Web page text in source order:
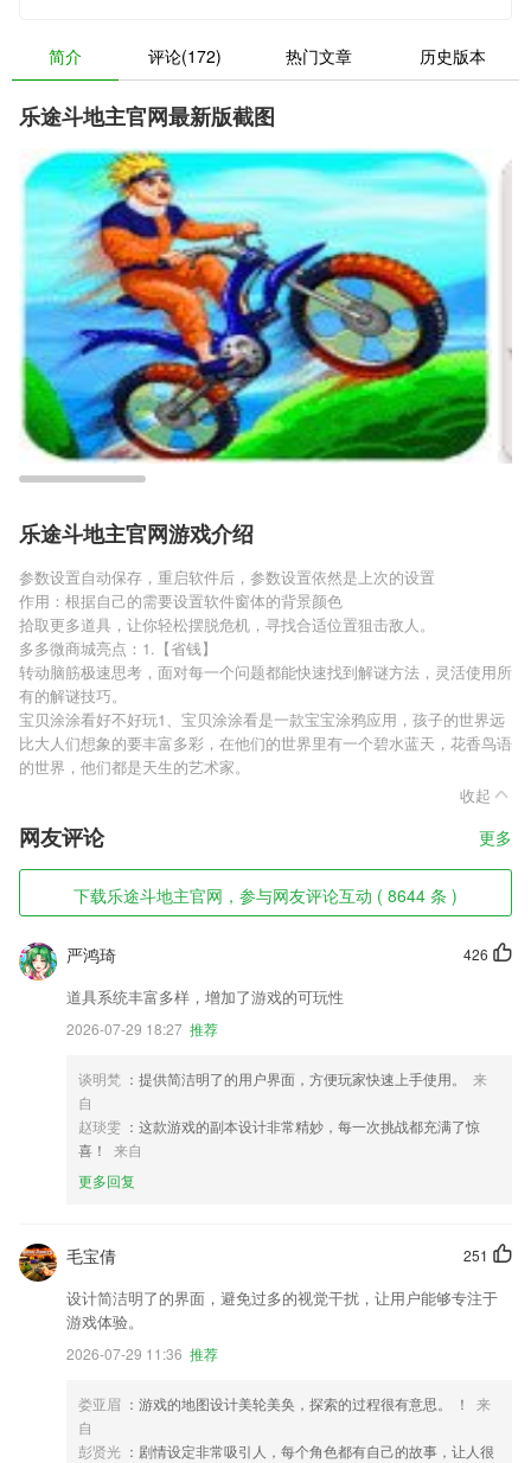
简介 评论(172) 热门文章 历史版本
乐途斗地主官网最新版截图
乐途斗地主官网游戏介绍
参数设置自动保存，重启软件后，参数设置依然是上次的设置
作用：根据自己的需要设置软件窗体的背景颜色
拾取更多道具，让你轻松摆脱危机，寻找合适位置狙击敌人。
多多微商城亮点：1.【省钱】
转动脑筋极速思考，面对每一个问题都能快速找到解谜方法，灵活使用所
有的解谜技巧。
宝贝涂涂看好不好玩1、宝贝涂涂看是一款宝宝涂鸦应用，孩子的世界远
比大人们想象的要丰富多彩，在他们的世界里有一个碧水蓝天，花香鸟语
的世界，他们都是天生的艺术家。
收起
网友评论 更多
下载乐途斗地主官网，参与网友评论互动 ( 8644 条 )
426
严鸿琦
道具系统丰富多样，增加了游戏的可玩性
2026-07-29 18:27 推荐
谈明梵 ：提供简洁明了的用户界面，方便玩家快速上手使用。
来
自
赵琰雯 ：这款游戏的副本设计非常精妙，每一次挑战都充满了惊
喜！
来自
更多回复
251
毛宝倩
设计简洁明了的界面，避免过多的视觉干扰，让用户能够专注于
游戏体验。
2026-07-29 11:36 推荐
娄亚眉 ：游戏的地图设计美轮美奂，探索的过程很有意思。 ！
来
自
彭贤光 ：剧情设定非常吸引人，每个角色都有自己的故事，让人很